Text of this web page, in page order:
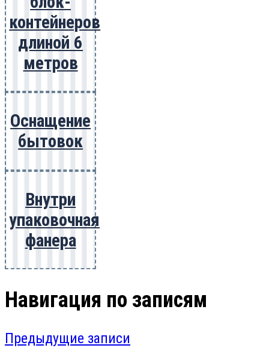
контейнеров
длиной 6
метров
Оснащение
бытовок
Внутри
упаковочная
фанера
Навигация по записям
Предыдущие записи